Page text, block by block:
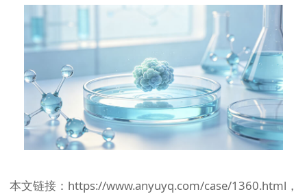
本文链接： https://www.anyuyq.com/case/1360.html ，